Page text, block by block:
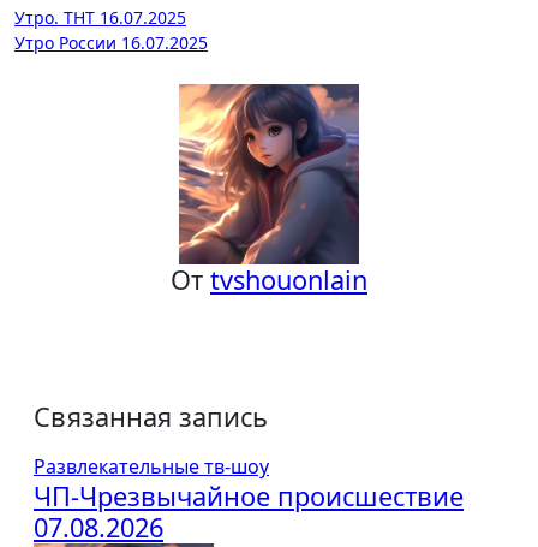
Навигация
по
Утро. ТНТ 16.07.2025
Утро России 16.07.2025
От tvshouonlain
Связанная запись
Развлекательные тв-шоу
ЧП-Чрезвычайное происшествие
07.08.2026